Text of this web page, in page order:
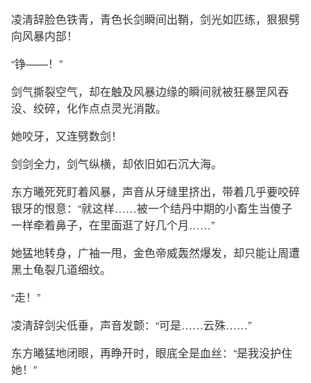
凌清辞脸色铁青，青色长剑瞬间出鞘，剑光如匹练，狠狠劈
向风暴内部！
“铮——！”
剑气撕裂空气，却在触及风暴边缘的瞬间就被狂暴罡风吞
没、绞碎，化作点点灵光消散。
她咬牙，又连劈数剑！
剑剑全力，剑气纵横，却依旧如石沉大海。
东方曦死死盯着风暴，声音从牙缝里挤出，带着几乎要咬碎
银牙的恨意：“就这样……被一个结丹中期的小畜生当傻子
一样牵着鼻子，在里面逛了好几个月……”
她猛地转身，广袖一甩，金色帝威轰然爆发，却只能让周遭
黑土龟裂几道细纹。
“走！”
凌清辞剑尖低垂，声音发颤：“可是……云殊……”
东方曦猛地闭眼，再睁开时，眼底全是血丝：“是我没护住
她！”